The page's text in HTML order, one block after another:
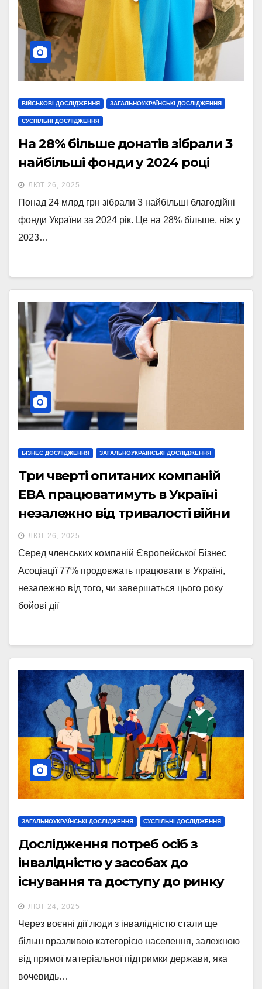
ВІЙСЬКОВІ ДОСЛІДЖЕННЯ ЗАГАЛЬНОУКРАЇНСЬКІ ДОСЛІДЖЕННЯ
СУСПІЛЬНІ ДОСЛІДЖЕННЯ
На 28% більше донатів зібрали 3
найбільші фонди у 2024 році
ЛЮТ 26, 2025
Понад 24 млрд грн зібрали 3 найбільші благодійні
фонди України за 2024 рік. Це на 28% більше, ніж у
2023…
БІЗНЕС ДОСЛІДЖЕННЯ ЗАГАЛЬНОУКРАЇНСЬКІ ДОСЛІДЖЕННЯ
Три чверті опитаних компаній
ЕВА працюватимуть в Україні
незалежно від тривалості війни
ЛЮТ 26, 2025
Серед членських компаній Європейської Бізнес
Асоціації 77% продовжать працювати в Україні,
незалежно від того, чи завершаться цього року
бойові дії
ЗАГАЛЬНОУКРАЇНСЬКІ ДОСЛІДЖЕННЯ СУСПІЛЬНІ ДОСЛІДЖЕННЯ
Дослідження потреб осіб з
інвалідністю у засобах до
існування та доступу до ринку
праці в умовах війни в Україні на
замовлення ГС «Ліга Сильних».
ЛЮТ 24, 2025
Через воєнні дії люди з інвалідністю стали ще
більш вразливою категорією населення, залежною
від прямої матеріальної підтримки держави, яка
вочевидь…